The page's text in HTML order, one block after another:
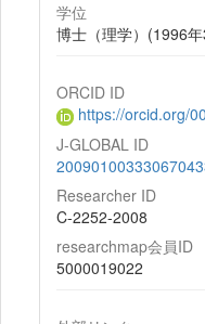
学位
博士（理学）(1996
ORCID ID
https://orcid.org/
J-GLOBAL ID
Researcher ID
C-2252-2008
researchmap会員ID
5000019022